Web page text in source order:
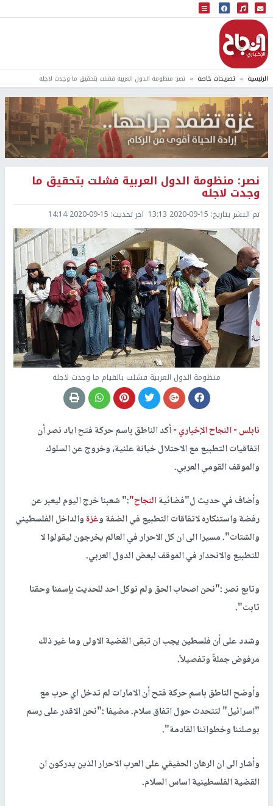
البث المباشر
إذاعة النجاح
الرئيسية تصريحات خاصة نصر: منظومة الدول العربية فشلت بتحقيق ما وجدت لاجله
نصر: منظومة الدول العربية فشلت بتحقيق ما
وجدت لاجله
تم النشر بتاريخ: 2020-09-15 13:13 اخر تحديث: 2020-09-15 14:14
منظومة الدول العربية فشلت بالقيام ما وجدت لاجله
نابلس -النجاح الإخباري -أكد الناطق باسم حركة فتح اياد نصر أن
اتفاقيات التطبيع مع الاحتلال خيانة علنية، وخروج عن السلوك
والموقف القومي العربي.
وأضاف في حديث ل"فضائيةالنجاح":" شعبنا خرج اليوم ليعبر عن
رفضة واستنكاره لاتفاقات التطبيع في الضفة وغزةوالداخل الفلسطيني
والشتات". مسيرا الى ان كل الاحرار في العالم يخرجون ليقولوا لا
للتطبيع والانحدار في الموقف لبعض الدول العربي.
وتابع نصر :"نحن اصحاب الحق ولم نوكل احد للحديث بإسمنا وحقنا
ثابت".
وشدد على أن فلسطين يجب ان تبقى القضية الاولى وما غير ذلك
مرفوض جملةً وتفصيلاً.
وأوضح الناطق باسم حركة فتح أن الامارات لم تدخل اي حرب مع
"اسرائيل" لتتحدث حول اتفاق سلام. مضيفا :"نحن الاقدر على رسم
بوصلتنا وخطواتنا القادمة".
وأشار الى ان الرهان الحقيقي على العرب الاحرار الذين يدركون ان
القضية الفلسطينية اساس السلام.